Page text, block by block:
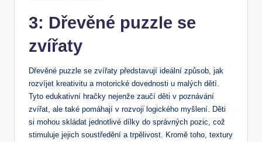
3: Dřevěné puzzle se
zvířaty
Dřevěné puzzle ‍se zvířaty představují ideální způsob, jak
rozvíjet kreativitu⁣ a ⁢motorické dovednosti u⁢ malých dětí.
Tyto edukativní hračky nejenže zaučí děti​ v poznávání
zvířat, ale také pomáhají v rozvoji logického myšlení. Děti
si mohou skládat jednotlivé dílky do​ správných pozic, což
stimuluje jejich soustředění a⁤ trpělivost.⁤ Kromě toho, textury